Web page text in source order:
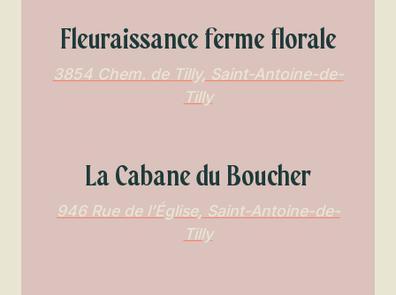
Fleuraissance ferme florale
3854 Chem. de Tilly, Saint-Antoine-de-
Tilly
La Cabane du Boucher
946 Rue de l’Église, Saint-Antoine-de-
Tilly